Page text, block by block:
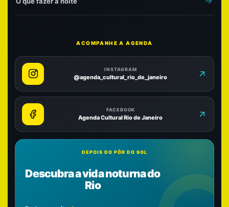
ACOMPANHE A AGENDA
INSTAGRAM
@agenda_cultural_rio_de_janeiro
FACEBOOK
Agenda Cultural Rio de Janeiro
DEPOIS DO PÔR DO SOL
Descubra a vida noturna do
Rio